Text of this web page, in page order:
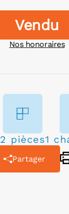
Vendu
Nos honoraires
2 pièces1
Partager